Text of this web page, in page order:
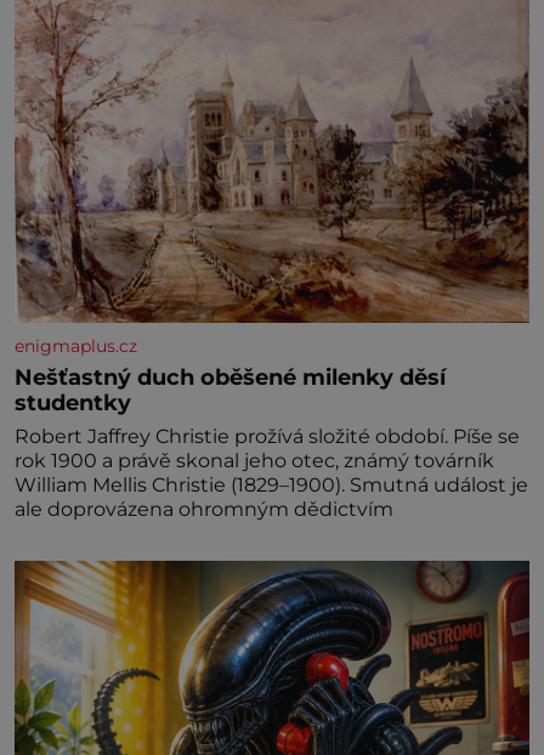
enigmaplus.cz
Nešťastný duch oběšené milenky děsí
studentky
Robert Jaffrey Christie prožívá složité období. Píše se
rok 1900 a právě skonal jeho otec, známý továrník
William Mellis Christie (1829–1900). Smutná událost je
ale doprovázena ohromným dědictvím